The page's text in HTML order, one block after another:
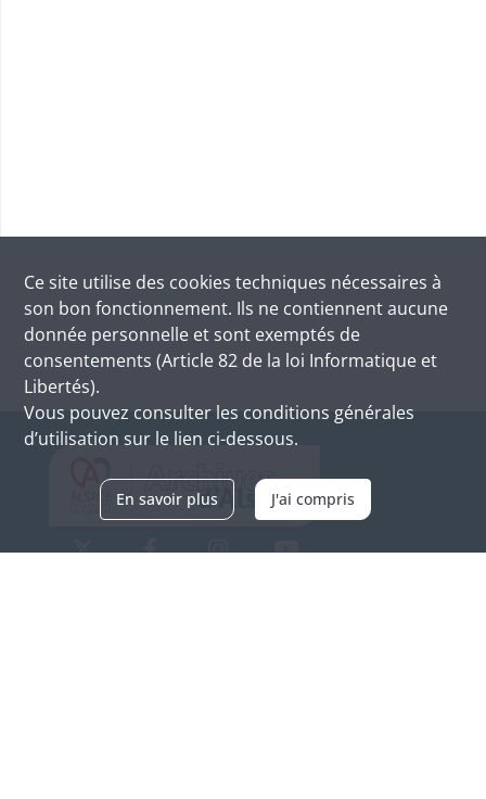
Ce site utilise des cookies techniques nécessaires à
son bon fonctionnement. Ils ne contiennent aucune
donnée personnelle et sont exemptés de
consentements (Article 82 de la loi Informatique et
Libertés).
Vous pouvez consulter les conditions générales
d’utilisation sur le lien ci-dessous.
En savoir plus J'ai compris